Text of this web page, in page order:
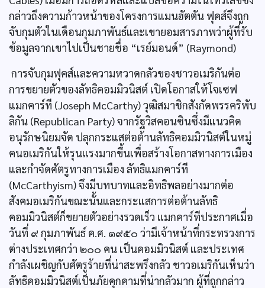
กล่าวถึงความก้าวหน้าของโครงการแมนฮัตตัน ฟุคส์จึงถูก
จับกุมตัวในเดือนกุมภาพันธ์และเขายอมสารภาพว่าผู้ที่รับ
ข้อมูลจากเขาไปเป็นชายชื่อ “เรย์มอนด์” (Raymond)
การจับกุมฟุคส์และความหวาดกลัวของชาวอเมริกันต่อ
การขยายตัวของลัทธิคอมมิวนิสต์ เปิดโอกาสให้โจเซฟ
แมกคาร์ที (Joseph McCarthy) วุฒิสมาชิกสังกัดพรรคริพับ
ลิกัน (Republican Party) จากรัฐวิสคอนซินซึ่งมีแนวคิด
อนุรักษนิยมจัด ปลุกกระแสต่อต้านลัทธิคอมมิวนิสต์ในหมู่
คนอเมริกันให้รุนแรงมากขึ้นเพื่อสร้างโอกาสทางการเมือง
และกำจัดศัตรูทางการเมือง ลัทธิแมกคาร์ที
(McCarthyism) จึงมีบทบาทและอิทธิพลอย่างมากต่อ
สังคมอเมริกันขณะนั้นและกระแสการต่อต้านลัทธิ
คอมมิวนิสต์ก็ขยายตัวอย่างรวดเร็ว แมกคาร์ทีประกาศเมื่อ
วันที่ ๙ กุมภาพันธ์ ค.ศ. ๑๙๕๐ ว่ามีเจ้าหน้าที่กระทรวงการ
ต่างประเทศกว่า ๒๐๐ คน เป็นคอมมิวนิสต์ และประเทศ
กำลังเผชิญกับศัตรูร้ายที่น่าสะพรึงกลัว ชาวอเมริกันเห็นว่า
ลัทธิคอมมิวนิสต์เป็นภัยคุกคามที่น่ากลัวมาก ผู้ที่ถูกกล่าว